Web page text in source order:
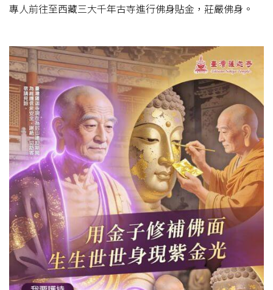
專人前往至西藏三大千年古寺進行佛身貼金，莊嚴佛身。